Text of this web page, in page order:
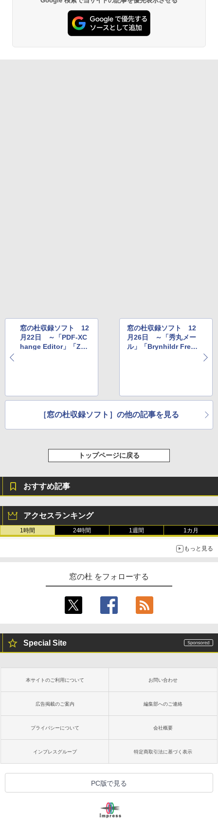
AIイラスト表現辞典: 思い通りの絵を引き
出す プロンプトの言葉 AI画像生成シリー
ズ (はぴーイラストLabo)
Amazon Kindle - 目に優しい、かさばら
ない、大きな画面で読みやすい、6週間持
窓の杜収録ソフト 12
月22日 ～「PDF-XC
hange Editor」「Zoo
窓の杜収録ソフト 12
月26日 ～「秀丸メー
ル」「Brynhildr Fre
［窓の杜収録ソフト］の他の記事を見る
トップページに戻る
おすすめ記事
アクセスランキング
1時間 24時間 1週間 1カ月
もっと見る
窓の杜 をフォローする
Special Site
本サイトのご利用について お問い合わせ
広告掲載のご案内 編集部へのご連絡
プライバシーについて 会社概要
インプレスグループ 特定商取引法に基づく表示
PC版で見る